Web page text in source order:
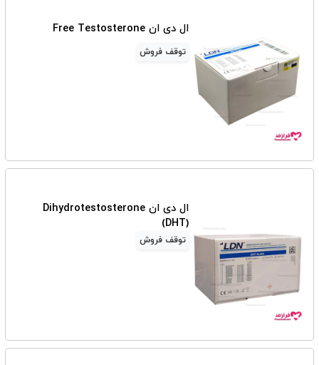
ال دی ان Free Testosterone
توقف فروش
ال دی ان Dihydrotestosterone
(DHT)
توقف فروش